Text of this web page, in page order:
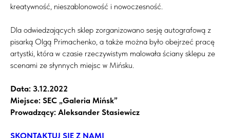
kreatywność, nieszablonowość i nowoczesność.
Dla odwiedzających sklep zorganizowano sesję autografową z
pisarką Olgą Primachenko, a także można było obejrzeć pracę
artystki, która w czasie rzeczywistym malowała ściany sklepu ze
scenami ze słynnych miejsc w Mińsku.
Data: 3.12.2022
Miejsce: SEC „Galeria Mińsk”
Prowadzący: Aleksander Stasiewicz
SKONTAKTUJ SIĘ Z NAMI